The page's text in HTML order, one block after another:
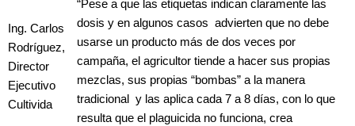
Ing. Carlos
Rodríguez,
Director
Ejecutivo
Cultivida
“Pese a que las etiquetas indican claramente las
dosis y en algunos casos advierten que no debe
usarse un producto más de dos veces por
campaña, el agricultor tiende a hacer sus propias
mezclas, sus propias “bombas” a la manera
tradicional y las aplica cada 7 a 8 días, con lo que
resulta que el plaguicida no funciona, crea